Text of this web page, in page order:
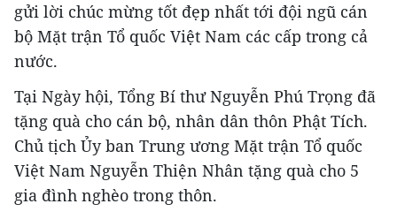
gửi lời chúc mừng tốt đẹp nhất tới đội ngũ cán
bộ Mặt trận Tổ quốc Việt Nam các cấp trong cả
nước.
Tại Ngày hội, Tổng Bí thư Nguyễn Phú Trọng đã
tặng quà cho cán bộ, nhân dân thôn Phật Tích.
Chủ tịch Ủy ban Trung ương Mặt trận Tổ quốc
Việt Nam Nguyễn Thiện Nhân tặng quà cho 5
gia đình nghèo trong thôn.